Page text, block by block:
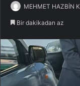
MEHMET HAZBİN
Bir dakikadan az